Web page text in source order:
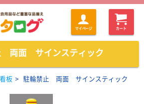
マイページ カート
両面 サインスティック
板 > 駐輪禁止 両面 サインスティック